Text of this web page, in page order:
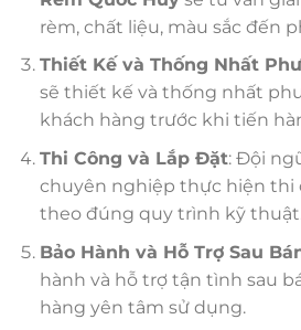
rèm, chất liệu, màu sắc đến
Thiết Kế và Thống Nhất
sẽ thiết kế và thống nhất
khách hàng trước khi tiến
Thi Công và Lắp Đặt: Đội
chuyên nghiệp thực hiện thi
theo đúng quy trình kỹ
Bảo Hành và Hỗ Trợ Sau
hành và hỗ trợ tận tình sau
hàng yên tâm sử dụng.